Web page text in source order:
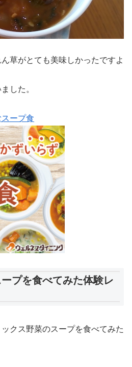
草がとても美味しかったですよ
した。
ープ食
プを食べてみた体験レ
クス野菜のスープを食べてみた